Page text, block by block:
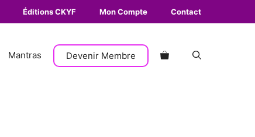
Éditions CKYF Mon Compte Contact
Mantras Devenir Membre
La
relation
Disciple